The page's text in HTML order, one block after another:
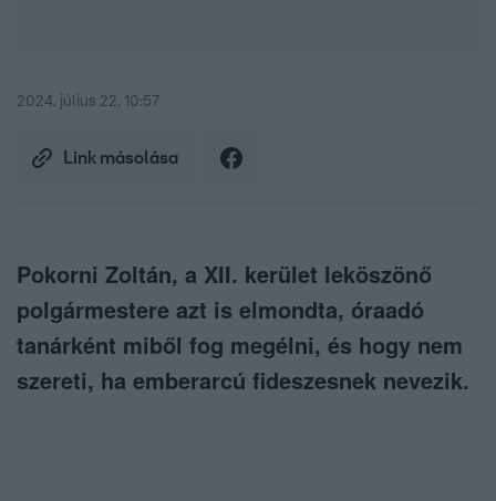
2024. július 22. 10:57
Link másolása
Pokorni Zoltán, a XII. kerület leköszönő
polgármestere azt is elmondta, óraadó
tanárként miből fog megélni, és hogy nem
szereti, ha emberarcú fideszesnek nevezik.